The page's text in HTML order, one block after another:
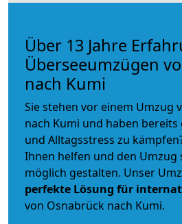
Über 13 Jahre
Überseeumzügen
nach Kumi
Sie stehen vor einem Umzug
nach Kumi und haben
und Alltagsstress zu
Ihnen helfen und den Umzug
möglich gestalten. Unser
perfekte Lösung für
von Osnabrück nach Kumi.